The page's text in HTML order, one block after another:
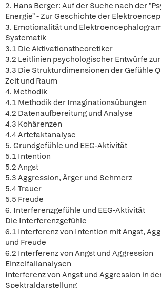
2. Hans Berger: Auf der Suche nach der
Energie" - Zur Geschichte der
3. Emotionalität und
Systematik
3.1 Die Aktivationstheoretiker
3.2 Leitlinien psychologischer Entwürfe
3.3 Die Strukturdimensionen der Gefühle
Zeit und Raum
4. Methodik
4.1 Methodik der Imaginationsübungen
4.2 Datenaufbereitung und Analyse
4.3 Kohärenzen
4.4 Artefaktanalyse
5. Grundgefühle und EEG-Aktivität
5.1 Intention
5.2 Angst
5.3 Aggression, Ärger und Schmerz
5.4 Trauer
5.5 Freude
6. Interferenzgefühle und EEG-Aktivität
Die Interferenzgefühle
6.1 Interferenz von Intention mit Angst,
und Freude
6.2 Interferenz von Angst und Aggression
Einzelfallanalysen
Interferenz von Angst und Aggression in
Spektraldarstellung